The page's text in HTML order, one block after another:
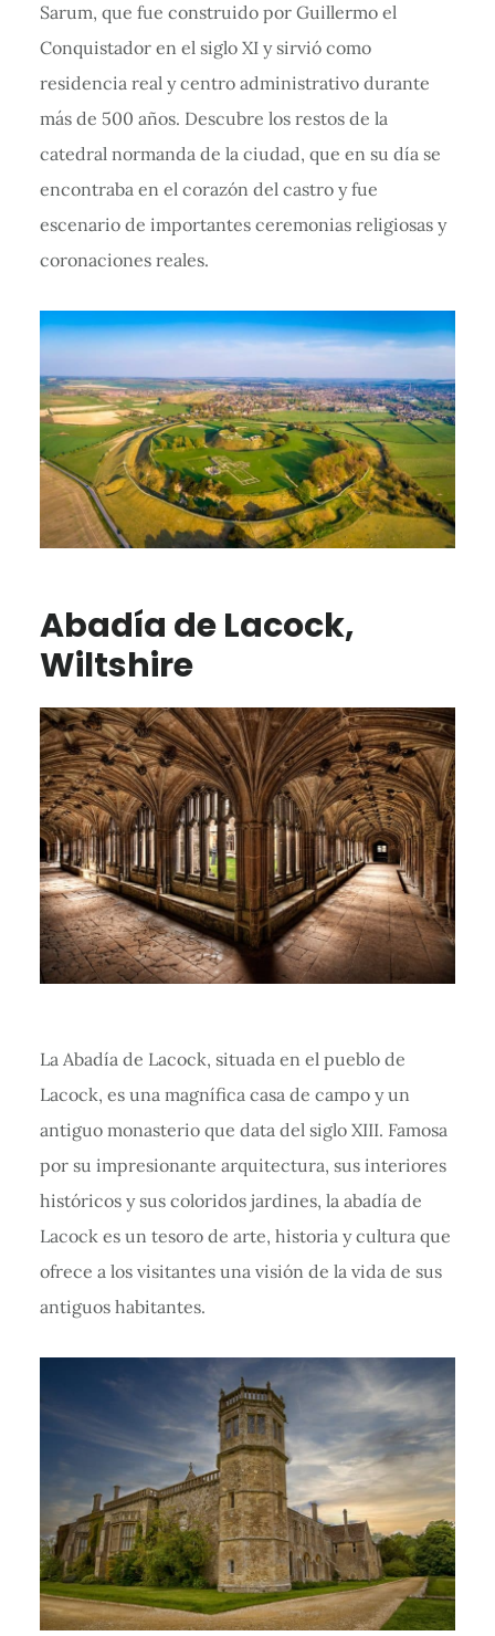
Sarum, que fue construido por Guillermo el
Conquistador en el siglo XI y sirvió como
residencia real y centro administrativo durante
más de 500 años. Descubre los restos de la
catedral normanda de la ciudad, que en su día se
encontraba en el corazón del castro y fue
escenario de importantes ceremonias religiosas y
coronaciones reales.
Abadía de Lacock,
Wiltshire
La Abadía de Lacock, situada en el pueblo de
Lacock, es una magnífica casa de campo y un
antiguo monasterio que data del siglo XIII. Famosa
por su impresionante arquitectura, sus interiores
históricos y sus coloridos jardines, la abadía de
Lacock es un tesoro de arte, historia y cultura que
ofrece a los visitantes una visión de la vida de sus
antiguos habitantes.